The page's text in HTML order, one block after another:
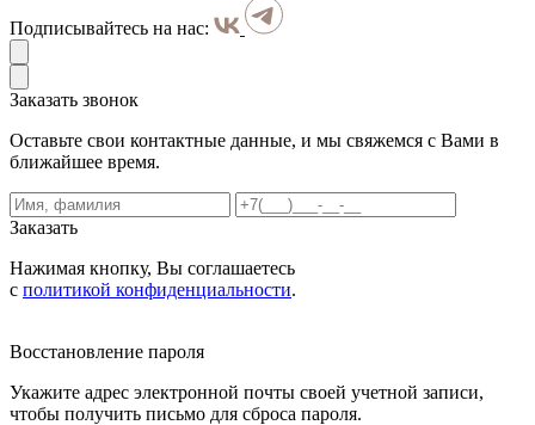
Подписывайтесь на нас:
Заказать звонок
Оставьте свои контактные данные, и мы свяжемся с Вами в
ближайшее время.
Заказать
Нажимая кнопку, Вы соглашаетесь
с политикой конфиденциальности.
Восстановление пароля
Укажите адрес электронной почты своей учетной записи,
чтобы получить письмо для сброса пароля.